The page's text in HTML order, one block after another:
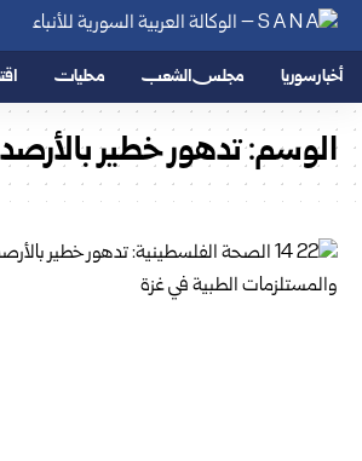
أخبار سوريا مجلس الشعب محليات
الوسم:تدهور خطير